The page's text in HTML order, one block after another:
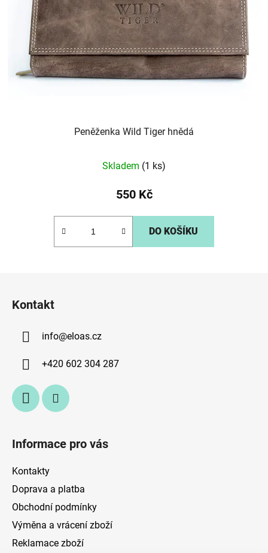
Peněženka Wild Tiger hnědá
Skladem (1 ks)
550 Kč
DO KOŠÍKU
Kontakt
info@eloas.cz
+420 602 304 287
Informace pro vás
Kontakty
Doprava a platba
Obchodní podmínky
Výměna a vrácení zboží
Reklamace zboží